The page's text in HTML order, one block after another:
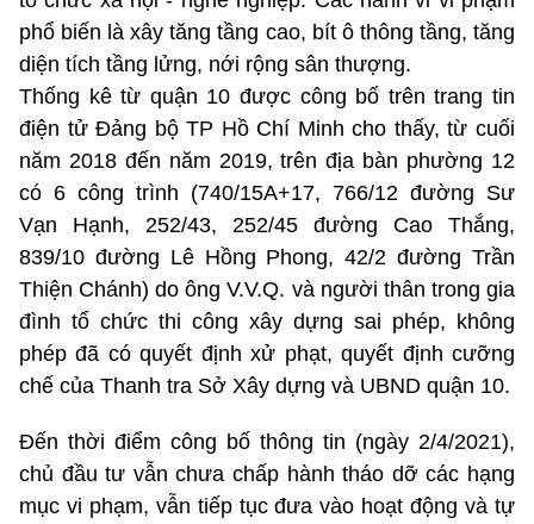
phổ biến là xây tăng tầng cao, bít ô thông tầng, tăng
diện tích tầng lửng, nới rộng sân thượng.
Thống kê từ quận 10 được công bố trên trang tin
điện tử Đảng bộ TP Hồ Chí Minh cho thấy, từ cuối
năm 2018 đến năm 2019, trên địa bàn phường 12
có 6 công trình (740/15A+17, 766/12 đường Sư
Vạn Hạnh, 252/43, 252/45 đường Cao Thắng,
839/10 đường Lê Hồng Phong, 42/2 đường Trần
Thiện Chánh) do ông V.V.Q. và người thân trong gia
đình tổ chức thi công xây dựng sai phép, không
phép đã có quyết định xử phạt, quyết định cưỡng
chế của Thanh tra Sở Xây dựng và UBND quận 10.
Đến thời điểm công bố thông tin (ngày 2/4/2021),
chủ đầu tư vẫn chưa chấp hành tháo dỡ các hạng
mục vi phạm, vẫn tiếp tục đưa vào hoạt động và tự